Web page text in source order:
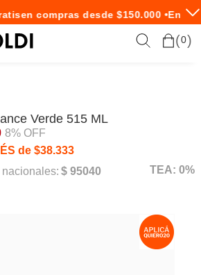
en compras desde $150.000 •Envío
0
Verde 515 ML
8% OFF
de $38.333
$ 95040 TEA: 0%